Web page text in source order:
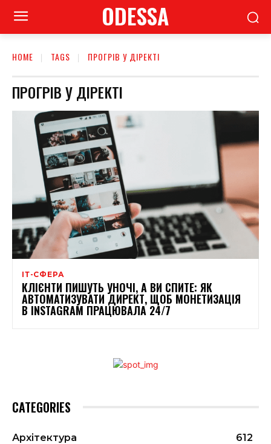
ODESSA
HOME TAGS ПРОГРІВ У ДІРЕКТІ
ПРОГРІВ У ДІРЕКТІ
ІТ-СФЕРА
КЛІЄНТИ ПИШУТЬ УНОЧІ, А ВИ СПИТЕ: ЯК
АВТОМАТИЗУВАТИ ДИРЕКТ, ЩОБ МОНЕТИЗАЦІЯ
В INSTAGRAM ПРАЦЮВАЛА 24/7
CATEGORIES
Архітектура
612